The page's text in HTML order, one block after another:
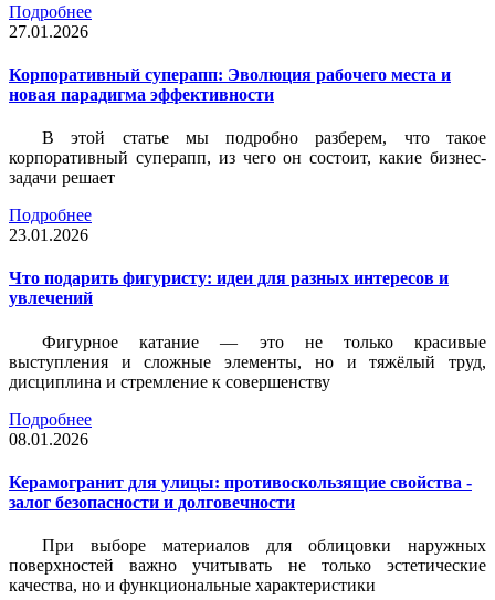
Подробнее
27.01.2026
Корпоративный суперапп: Эволюция рабочего места и
новая парадигма эффективности
В этой статье мы подробно разберем, что такое
корпоративный суперапп, из чего он состоит, какие бизнес-
задачи решает
Подробнее
23.01.2026
Что подарить фигуристу: идеи для разных интересов и
увлечений
Фигурное катание — это не только красивые
выступления и сложные элементы, но и тяжёлый труд,
дисциплина и стремление к совершенству
Подробнее
08.01.2026
Керамогранит для улицы: противоскользящие свойства -
залог безопасности и долговечности
При выборе материалов для облицовки наружных
поверхностей важно учитывать не только эстетические
качества, но и функциональные характеристики